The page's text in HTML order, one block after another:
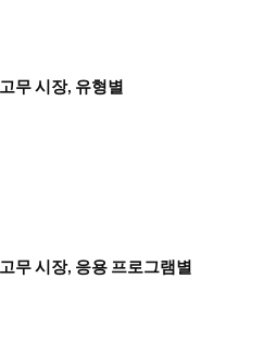
무 시장, 유형별
무 시장, 응용 프로그램별